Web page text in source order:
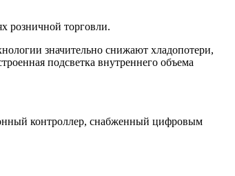
розничной торговли.
значительно снижают хладопотери,
подсветка внутреннего объема
контроллер, снабженный цифровым